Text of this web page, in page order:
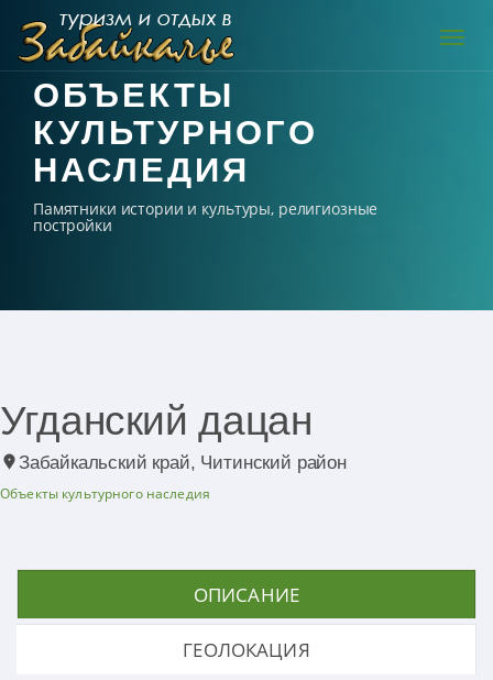
ОБЪЕКТЫ
КУЛЬТУРНОГО
НАСЛЕДИЯ
Памятники истории и культуры, религиозные
постройки
Угданский дацан
Забайкальский край, Читинский район
Объекты культурного наследия
ОПИСАНИЕ
ГЕОЛОКАЦИЯ